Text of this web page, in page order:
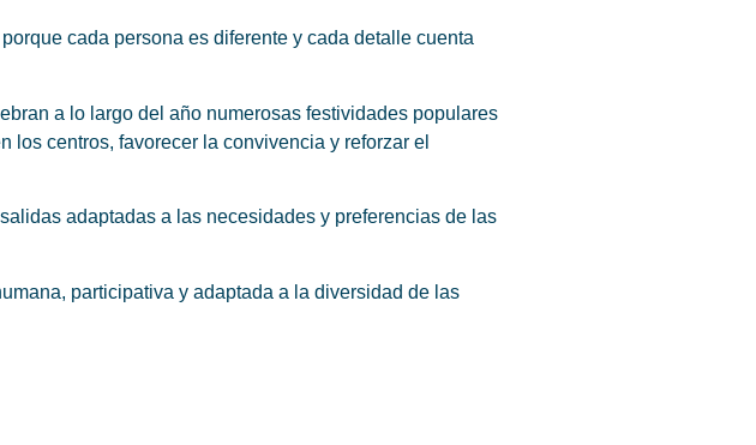
cada persona es diferente y cada detalle cuenta
a lo largo del año numerosas festividades populares
centros, favorecer la convivencia y reforzar el
adaptadas a las necesidades y preferencias de las
participativa y adaptada a la diversidad de las